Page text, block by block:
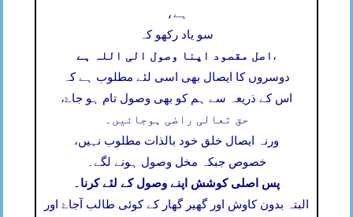
ہے،
سو یاد رکھو کہ
اصل مقصود اپنا وصول الی اللہ ہے ،
دوسروں کا ایصال بھی اسی لئے مطلوب ہے کہ
اس کے ذریعہ سے ہم کو بھی وصول تام ہو جاۓ،
حق تعالی راضی ہوجائیں۔
ورنہ ایصال خلق خود بالذات مطلوب نہیں،
خصوص جبکہ مخل وصول ہونے لگے۔
پس اصلی کوشش اپنے وصول کے لئے کرنا۔
البتہ بدون کاوش اور گھیر گھار کے کوئی طالب آجاۓ اور